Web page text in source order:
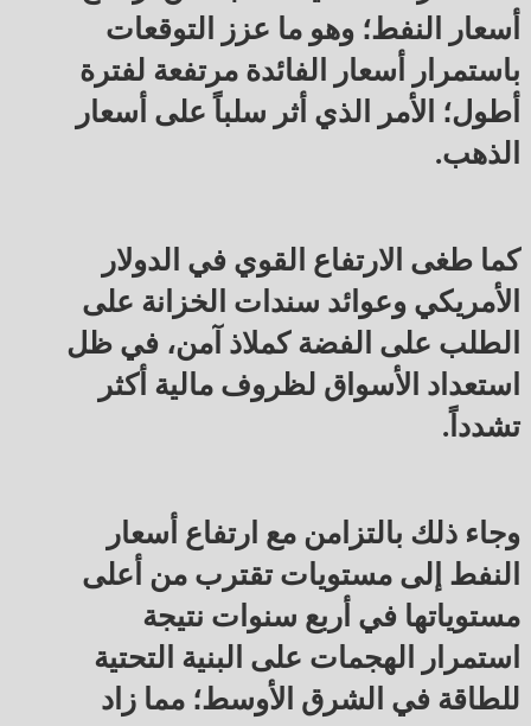
أسعار النفط؛ وهو ما عزز التوقعات
باستمرار أسعار الفائدة مرتفعة لفترة
أطول؛ الأمر الذي أثر سلباً على أسعار
الذهب.
كما طغى الارتفاع القوي في الدولار
الأمريكي وعوائد سندات الخزانة على
الطلب على الفضة كملاذ آمن، في ظل
استعداد الأسواق لظروف مالية أكثر
تشدداً.
وجاء ذلك بالتزامن مع ارتفاع أسعار
النفط إلى مستويات تقترب من أعلى
مستوياتها في أربع سنوات نتيجة
استمرار الهجمات على البنية التحتية
للطاقة في الشرق الأوسط؛ مما زاد